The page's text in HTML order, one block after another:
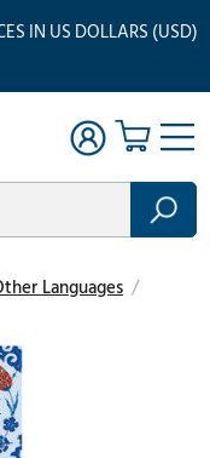
IN US DOLLARS (USD)
Languages /